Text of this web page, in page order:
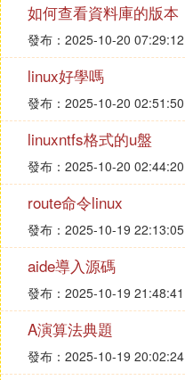
如何查看資料庫的版本
發布：2025-10-20 07:29:12
linux好學嗎
發布：2025-10-20 02:51:50
linuxntfs格式的u盤
發布：2025-10-20 02:44:20
route命令linux
發布：2025-10-19 22:13:05
aide導入源碼
發布：2025-10-19 21:48:41
A演算法典題
發布：2025-10-19 20:02:24